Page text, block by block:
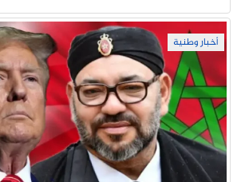
أخبار وطنية